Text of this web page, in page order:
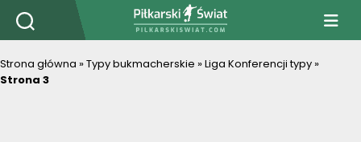
PiłkarskiSwiat.com
Strona główna »Typy bukmacherskie »Liga Konferencji typy »
Strona 3